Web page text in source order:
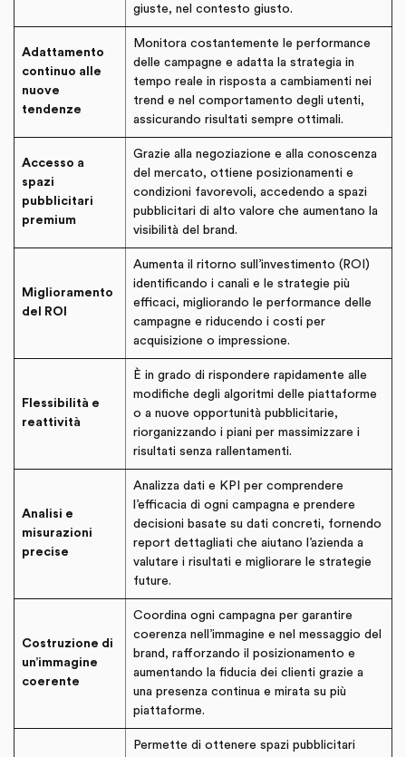
giuste, nel contesto giusto.
Adattamento
continuo alle
nuove
tendenze
Monitora costantemente le performance
delle campagne e adatta la strategia in
tempo reale in risposta a cambiamenti nei
trend e nel comportamento degli utenti,
assicurando risultati sempre ottimali.
Accesso a
spazi
pubblicitari
premium
Grazie alla negoziazione e alla conoscenza
del mercato, ottiene posizionamenti e
condizioni favorevoli, accedendo a spazi
pubblicitari di alto valore che aumentano la
visibilità del brand.
Miglioramento
del ROI
Aumenta il ritorno sull’investimento (ROI)
identificando i canali e le strategie più
efficaci, migliorando le performance delle
campagne e riducendo i costi per
acquisizione o impressione.
Flessibilità e
reattività
È in grado di rispondere rapidamente alle
modifiche degli algoritmi delle piattaforme
o a nuove opportunità pubblicitarie,
riorganizzando i piani per massimizzare i
risultati senza rallentamenti.
Analisi e
misurazioni
precise
Analizza dati e KPI per comprendere
l’efficacia di ogni campagna e prendere
decisioni basate su dati concreti, fornendo
report dettagliati che aiutano l’azienda a
valutare i risultati e migliorare le strategie
future.
Costruzione di
un’immagine
coerente
Coordina ogni campagna per garantire
coerenza nell’immagine e nel messaggio del
brand, rafforzando il posizionamento e
aumentando la fiducia dei clienti grazie a
una presenza continua e mirata su più
piattaforme.
Permette di ottenere spazi pubblicitari